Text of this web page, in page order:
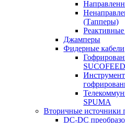
(Тапперы)
Джамперы
Фидерные кабели
SUCOFEED
SPUMA
Вторичные источники
DC-DC